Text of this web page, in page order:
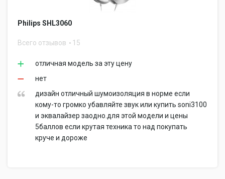
Philips SHL3060
Всего отзывов 15
отличная модель за эту цену
нет
дизайн отличный шумоизоляция в норме если
кому-то громко убавляйте звук или купить soni3100
и эквалайзер заодно.для этой модели и цены
5баллов если крутая техника то над покупать
круче и дороже